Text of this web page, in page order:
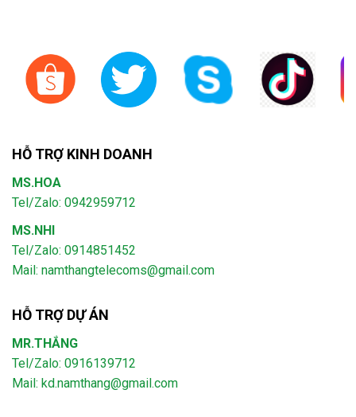
HỖ TRỢ KINH DOANH
MS.HOA
Tel/Zalo: 0942959712
MS.NHI
Tel/Zalo: 0914851452
Mail: namthangtelecoms@gmail.com
HỖ TRỢ DỰ ÁN
MR.THẮNG
Tel/Zalo: 0916139712
Mail: kd.namthang@gmail.com